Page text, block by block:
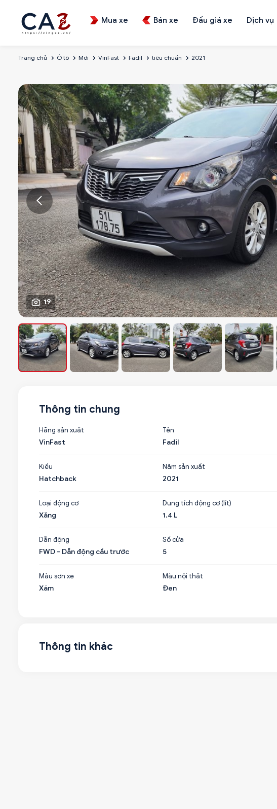
Mua xe Bán xe Đấu giá xe Dịch vụ
Trang chủ Ô tô Mới VinFast Fadil tiêu chuẩn 2021
19
Thông tin chung
Hãng sản xuất
VinFast
Tên
Fadil
Kiểu
Hatchback
Năm sản xuất
2021
Loại động cơ
Xăng
Dung tích động cơ (lít)
1.4 L
Dẫn động
FWD - Dẫn động cầu trước
Số cửa
5
Màu sơn xe
Xám
Màu nội thất
Đen
Thông tin khác